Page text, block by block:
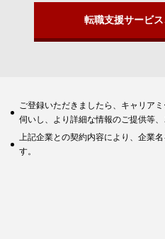
転職支援サービス
ご登録いただきましたら、キャリア
伺いし、より詳細な情報のご提供等、
上記企業との契約内容により、企業
す。